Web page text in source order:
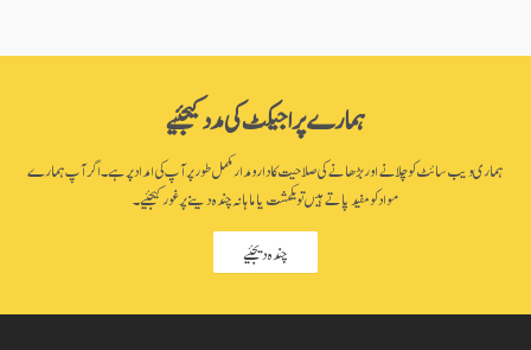
ہمارے پراجیکٹ کی مدد کیجئیے
ہماری ویب سائٹ کو چلانے اور بڑھانے کی صلاحیت کا دارومدار مکمل طور پر آپ کی امداد پر ہے۔ اگر آپ ہمارے
مواد کو مفید پاتے ہیں تو یکمشت یا ماہانہ چندہ دینے پر غور کیجئیے۔
چندہ دیجئیے